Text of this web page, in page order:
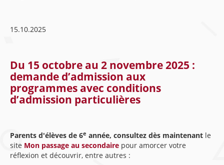
15.10.2025
Du 15 octobre au 2 novembre 2025 :
demande d’admission aux
programmes avec conditions
d’admission particulières
Parents d'élèves de 6e année, consultez dès maintenant le
site Mon passage au secondaire pour amorcer votre
réflexion et découvrir, entre autres :